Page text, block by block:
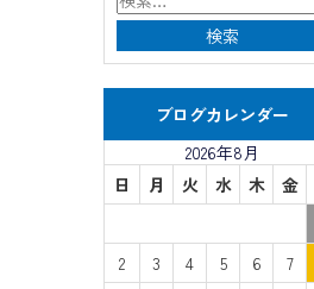
ブログカレンダー
2026年8月
日
月 火 水 木 金
2
3 4 5 6 7